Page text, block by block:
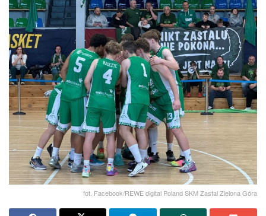
fot. Facebook/REWE digital Poland SKM Zastal Zielona Góra